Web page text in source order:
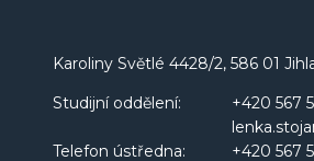
Karoliny Světlé 4428/2, 586 01
Studijní oddělení:
+420 567
Telefon ústředna:
+420 567